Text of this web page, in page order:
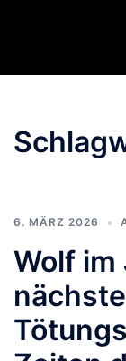
6. MÄRZ 2026
Wolf im